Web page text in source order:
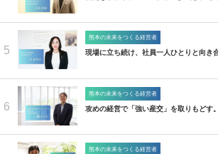
5
熊本の未来をつくる経営者
現場に立ち続け、社員一人ひとりと向き
6
熊本の未来をつくる経営者
攻めの経営で「強い産交」を取りもどす
熊本の未来をつくる経営者